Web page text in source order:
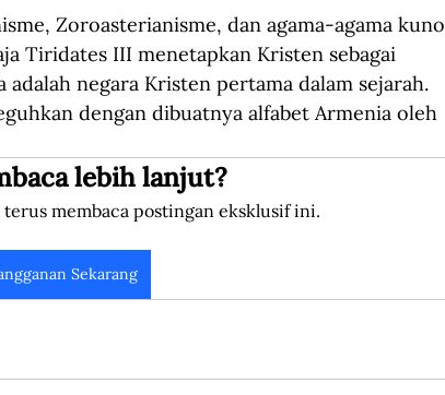
Zoroasterianisme, dan agama-agama kuno
Tiridates III menetapkan Kristen sebagai
negara Kristen pertama dalam sejarah.
dengan dibuatnya alfabet Armenia oleh
lebih lanjut?
membaca postingan eksklusif ini.
Sekarang